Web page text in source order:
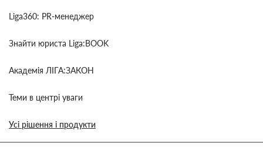
Liga360: PR-менеджер
Знайти юриста Liga:BOOK
Академія ЛІГА:ЗАКОН
Теми в центрі уваги
Усі рішення і продукти